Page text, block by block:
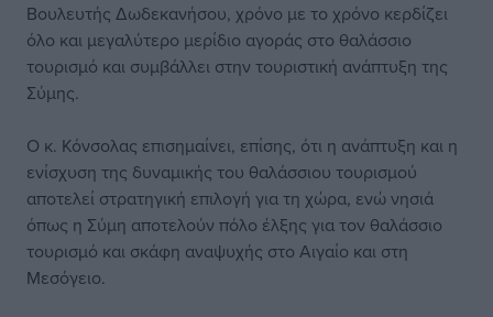
Βουλευτής Δωδεκανήσου, χρόνο με το χρόνο κερδίζει
όλο και μεγαλύτερο μερίδιο αγοράς στο θαλάσσιο
τουρισμό και συμβάλλει στην τουριστική ανάπτυξη της
Σύμης.
Ο κ. Κόνσολας επισημαίνει, επίσης, ότι η ανάπτυξη και η
ενίσχυση της δυναμικής του θαλάσσιου τουρισμού
αποτελεί στρατηγική επιλογή για τη χώρα, ενώ νησιά
όπως η Σύμη αποτελούν πόλο έλξης για τον θαλάσσιο
τουρισμό και σκάφη αναψυχής στο Αιγαίο και στη
Μεσόγειο.